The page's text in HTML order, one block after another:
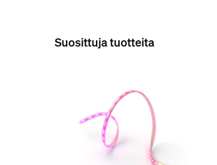
Lisäominaisuus/
Takuu
Suosittuja tuotteita